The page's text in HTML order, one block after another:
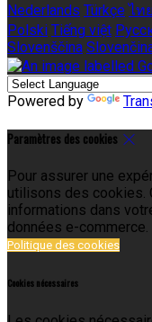
Nederlands Türkçe ไทย
Polski Tiếng việt
Slovenščina
Powered by
Paramètres des cookies
Pour assurer une
utilisons des cookies.
informations dans
données e-commerce.
Politique des cookies
Cookies nécessaires